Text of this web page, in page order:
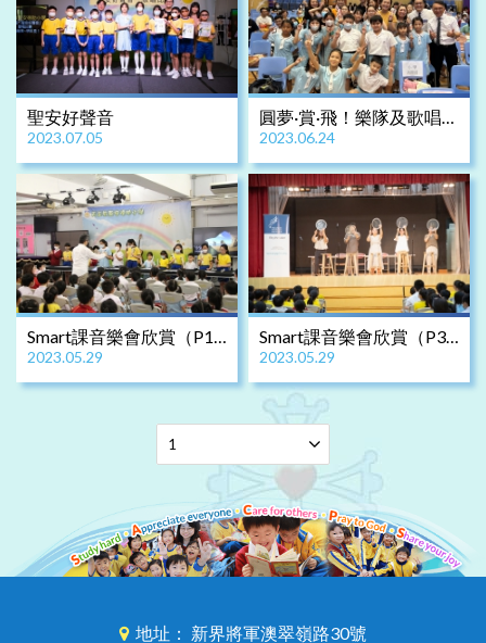
聖安好聲音
2023.07.05
圓夢·賞·飛！樂隊及歌唱比
賽
2023.06.24
Smart課音樂會欣賞（P1-
2）
2023.05.29
Smart課音樂會欣賞（P3-
6）
2023.05.29
地址： 新界將軍澳翠嶺路30號